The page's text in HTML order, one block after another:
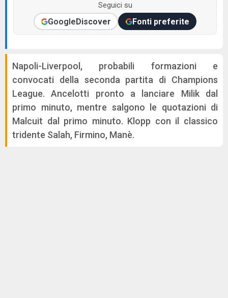
Seguici su
GoogleDiscover Fonti preferite
Napoli-Liverpool, probabili formazioni e
convocati della seconda partita di Champions
League. Ancelotti pronto a lanciare Milik dal
primo minuto, mentre salgono le quotazioni di
Malcuit dal primo minuto. Klopp con il classico
tridente Salah, Firmino, Manè.